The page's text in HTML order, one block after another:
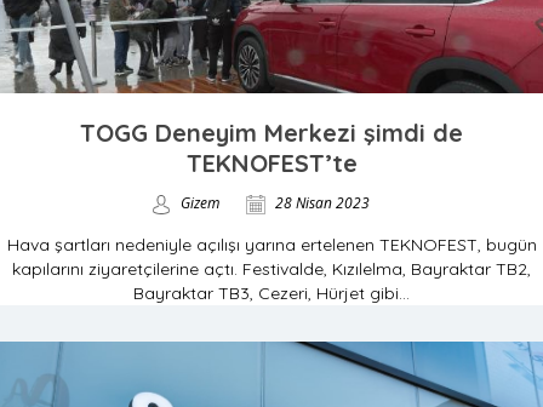
TOGG Deneyim Merkezi şimdi de
TEKNOFEST’te
Gizem 28 Nisan 2023
Hava şartları nedeniyle açılışı yarına ertelenen TEKNOFEST, bugün
kapılarını ziyaretçilerine açtı. Festivalde, Kızılelma, Bayraktar TB2,
Bayraktar TB3, Cezeri, Hürjet gibi...